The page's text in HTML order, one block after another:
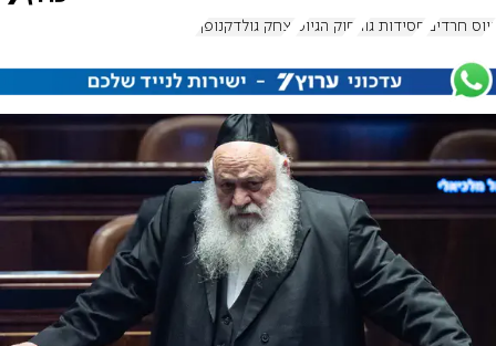
גיוס חרדים חסידות גור חוק הגיוס יצחק גולדקנופף